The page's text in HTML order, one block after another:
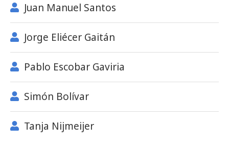
Juan Manuel Santos
Jorge Eliécer Gaitán
Pablo Escobar Gaviria
Simón Bolívar
Tanja Nijmeijer